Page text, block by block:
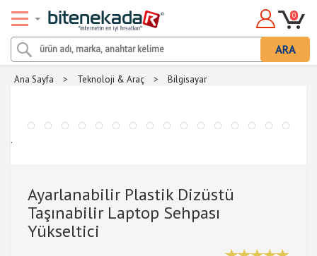
ARA
0
Ana Sayfa > Teknoloji & Araç > Bilgisayar
.
Ayarlanabilir Plastik Dizüstü
Taşınabilir Laptop Sehpası
Yükseltici